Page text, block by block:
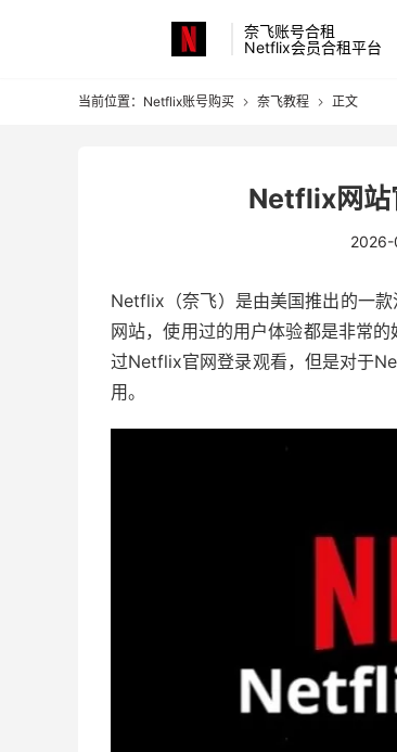
奈飞账号合租
Netflix会员合租平台
当前位置： Netflix账号购买  奈飞教程  正文
Netflix网站
Netflix（奈飞）是由美国推出的一
网站，使用过的用户体验都是非常
过Netflix官网登录观看，但是对于
用。